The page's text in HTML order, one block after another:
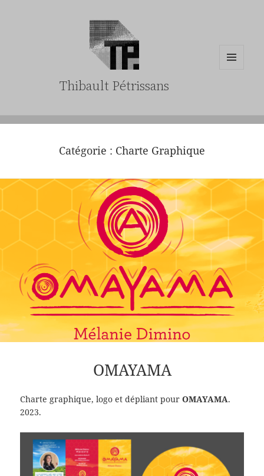
Thibault Pétrissans
Catégorie : Charte Graphique
OMAYAMA
Charte graphique, logo et dépliant pourOMAYAMA.
2023.